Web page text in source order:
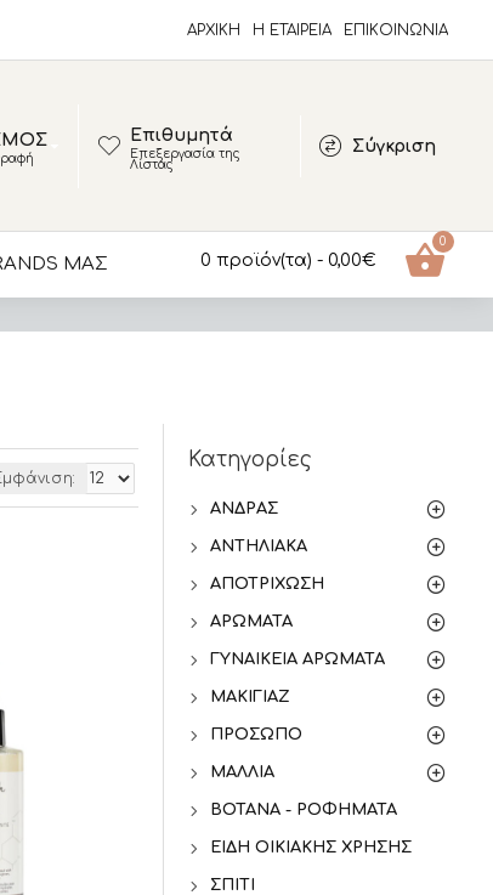
ΑΡΧΙΚΗ Η ΕΤΑΙΡΕΙΑ ΕΠΙΚΟΙΝΩΝΊΑ
Επιθυμητά
Επεξεργασία της
Λίστας
Σύγκριση
ΜΑΣ 0 προϊόν(τα) - 0,00€
0
Κατηγορίες
ΆΝΔΡΑΣ
ΑΝΤΗΛΙΑΚΆ
ΑΠΟΤΡΊΧΩΣΗ
ΑΡΏΜΑΤΑ
ΓΥΝΑΙΚΕΊΑ ΑΡΏΜΑΤΑ
ΜΑΚΙΓΙΆΖ
ΠΡΌΣΩΠΟ
ΜΑΛΛΙΆ
ΒΌΤΑΝΑ - ΡΟΦΉΜΑΤΑ
ΕΊΔΗ ΟΙΚΙΑΚΉΣ ΧΡΉΣΗΣ
ΣΠΊΤΙ